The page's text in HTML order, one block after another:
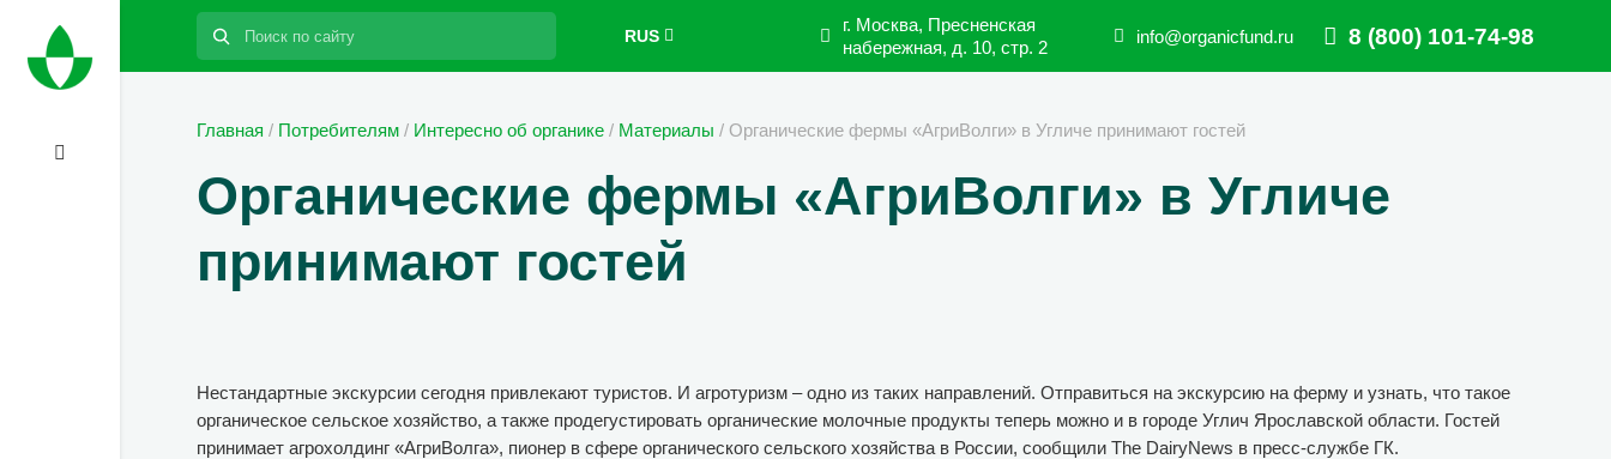
Поиск:
RUS
г. Москва, Пресненская
набережная, д. 10, стр. 2
info@organicfund.ru 8 (800) 101-74-98
Главная / Потребителям / Интересно об органике / Материалы / Органические фермы «АгриВолги» в Угличе принимают гостей
Органические фермы «АгриВолги» в Угличе
принимают гостей
Нестандартные экскурсии сегодня привлекают туристов. И агротуризм – одно из таких направлений. Отправиться на экскурсию на ферму и узнать, что такое
органическое сельское хозяйство, а также продегустировать органические молочные продукты теперь можно и в городе Углич Ярославской области. Гостей
принимает агрохолдинг «АгриВолга», пионер в сфере органического сельского хозяйства в России, сообщили The DairyNews в пресс-службе ГК.